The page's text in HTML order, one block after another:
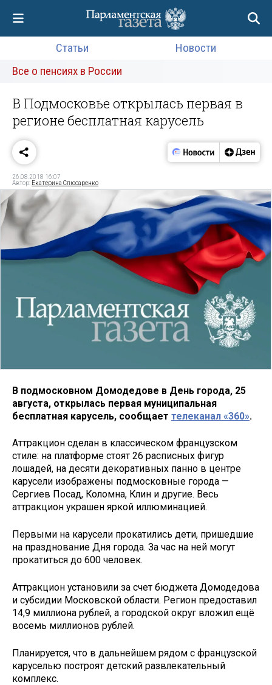
Статьи
Новости
Все о пенсиях в России
В Подмосковье открылась первая в
регионе бесплатная карусель
26.08.2018 16:07
Автор: Екатерина Слюсаренко
В подмосковном Домодедове в День города, 25
августа, открылась первая муниципальная
бесплатная карусель, сообщает телеканал «360».
Аттракцион сделан в классическом французском
стиле: на платформе стоят 26 расписных фигур
лошадей, на десяти декоративных панно в центре
карусели изображены подмосковные города —
Сергиев Посад, Коломна, Клин и другие. Весь
аттракцион украшен яркой иллюминацией.
Первыми на карусели прокатились дети, пришедшие
на празднование Дня города. За час на ней могут
прокатиться до 600 человек.
Аттракцион установили за счет бюджета Домодедова
и субсидии Московской области. Регион предоставил
14,9 миллиона рублей, а городской округ вложил ещё
восемь миллионов рублей.
Планируется, что в дальнейшем рядом с французской
каруселью построят детский развлекательный
комплекс.